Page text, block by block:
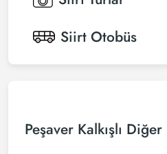
Siirt Otobüs
Peşaver Kalkışlı